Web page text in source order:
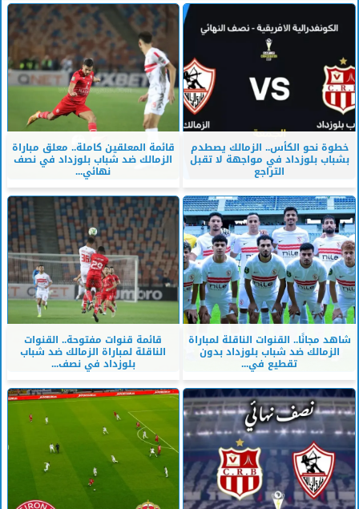
خطوة نحو الكأس.. الزمالك يصطدم
بشباب بلوزداد في مواجهة لا تقبل
التراجع
قائمة المعلقين كاملة.. معلق مباراة
الزمالك ضد شباب بلوزداد في نصف
نهائي...
شاهد مجانًا.. القنوات الناقلة لمباراة
الزمالك ضد شباب بلوزداد بدون
تقطيع في...
قائمة قنوات مفتوحة.. القنوات
الناقلة لمباراة الزمالك ضد شباب
بلوزداد في نصف...